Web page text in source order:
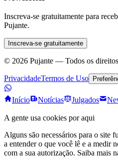
Inscreva-se gratuitamente para
Pujante.
Inscreva-se gratuitamente
© 2026 Pujante — Todos os
PrivacidadeTermos de Uso
Início Notícias Julgados
A gente usa cookies por aqui
Alguns são necessários para o site
a entender o que você lê e a medir
com a sua autorização. Saiba mais